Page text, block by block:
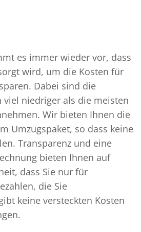
es immer wieder vor, dass
wird, um die Kosten für
Dabei sind die
viel niedriger als die meisten
Wir bieten Ihnen die
Umzugspaket, so dass keine
Transparenz und eine
bieten Ihnen auf
dass Sie nur für
die Sie
keine versteckten Kosten